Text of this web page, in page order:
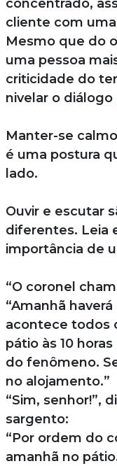
concentrado,
cliente com
Mesmo que do
uma pessoa
criticidade do
nivelar o
Manter-se
é uma postura
lado.
Ouvir e escutar
diferentes. Leia
importância de
“O coronel
“Amanhã
acontece todos
pátio às 10
do fenômeno.
no alojamento.”
“Sim, senhor!”,
sargento:
“Por ordem do
amanhã no